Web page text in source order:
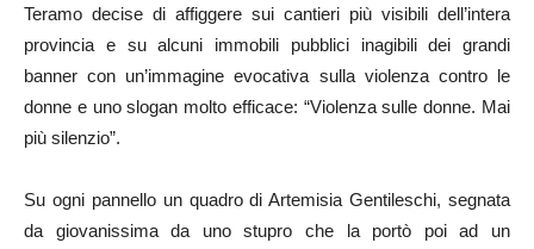
Teramo decise di affiggere sui cantieri più visibili dell’intera
provincia e su alcuni immobili pubblici inagibili dei grandi
banner con un’immagine evocativa sulla violenza contro le
donne e uno slogan molto efficace: “Violenza sulle donne. Mai
più silenzio”.
Su ogni pannello un quadro di Artemisia Gentileschi, segnata
da giovanissima da uno stupro che la portò poi ad un